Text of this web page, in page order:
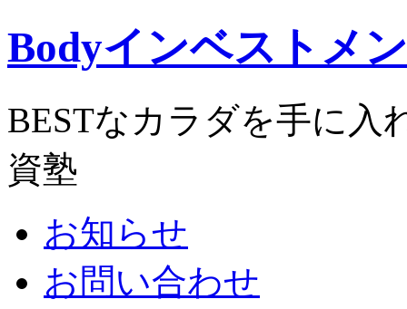
Bodyインベストメ
BESTなカラダを手に入
資塾
お知らせ
お問い合わせ